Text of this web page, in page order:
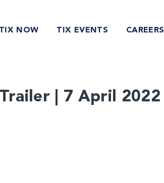
TIX NOW TIX EVENTS CAREERS
| 7 April 2022